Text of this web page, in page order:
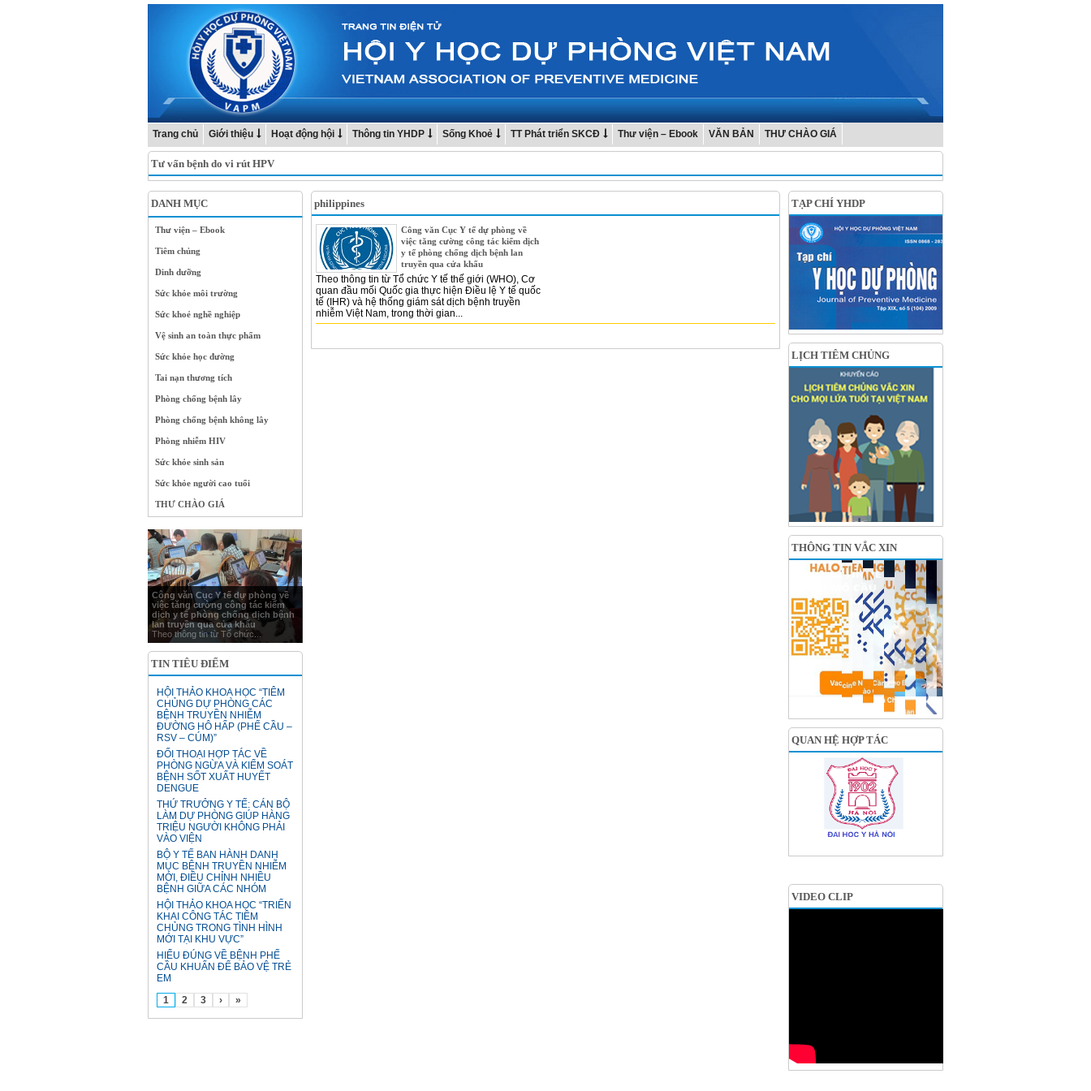
Trang chủ Giới thiệu Hoạt động hội Thông tin YHDP Sống Khoẻ TT Phát triển SKCĐ Thư viện – Ebook VĂN BẢN THƯ CHÀO GIÁ
Tư vấn bệnh do vi rút HPV
DANH MỤC
Thư viện – Ebook
Tiêm chủng
Dinh dưỡng
Sức khỏe môi trường
Sức khoẻ nghề nghiệp
Vệ sinh an toàn thực phẩm
Sức khỏe học đường
Tai nạn thương tích
Phòng chống bệnh lây
Phòng chống bệnh không lây
Phòng nhiễm HIV
Sức khỏe sinh sản
Sức khỏe người cao tuổi
THƯ CHÀO GIÁ
Công văn Cục Y tế dự phòng về
việc tăng cường công tác kiểm
dịch y tế phòng chống dịch bệnh
lan truyền qua cửa khẩu
Theo thông tin từ Tổ chức...
TIN TIÊU ĐIỂM
HỘI THẢO KHOA HỌC “TIÊM
CHỦNG DỰ PHÒNG CÁC
BỆNH TRUYỀN NHIỄM
ĐƯỜNG HÔ HẤP (PHẾ CẦU –
RSV – CÚM)”
ĐỐI THOẠI HỢP TÁC VỀ
PHÒNG NGỪA VÀ KIỂM SOÁT
BỆNH SỐT XUẤT HUYẾT
DENGUE
THỨ TRƯỞNG Y TẾ: CÁN BỘ
LÀM DỰ PHÒNG GIÚP HÀNG
TRIỆU NGƯỜI KHÔNG PHẢI
VÀO VIỆN
BỘ Y TẾ BAN HÀNH DANH
MỤC BỆNH TRUYỀN NHIỄM
MỚI, ĐIỀU CHỈNH NHIỀU
BỆNH GIỮA CÁC NHÓM
HỘI THẢO KHOA HỌC “TRIỂN
KHAI CÔNG TÁC TIÊM
CHỦNG TRONG TÌNH HÌNH
MỚI TẠI KHU VỰC”
HIỂU ĐÚNG VỀ BỆNH PHẾ
CẦU KHUẨN ĐỂ BẢO VỆ TRẺ
EM
1
2 3 › »
philippines
Công văn Cục Y tế dự phòng về
việc tăng cường công tác kiểm dịch
y tế phòng chống dịch bệnh lan
truyền qua cửa khẩu
Theo thông tin từ Tổ chức Y tế thế giới (WHO), Cơ
quan đầu mối Quốc gia thực hiện Điều lệ Y tế quốc
tế (IHR) và hệ thống giám sát dịch bệnh truyền
nhiễm Việt Nam, trong thời gian...
TẠP CHÍ YHDP
LỊCH TIÊM CHỦNG
THÔNG TIN VẮC XIN
QUAN HỆ HỢP TÁC
VIDEO CLIP